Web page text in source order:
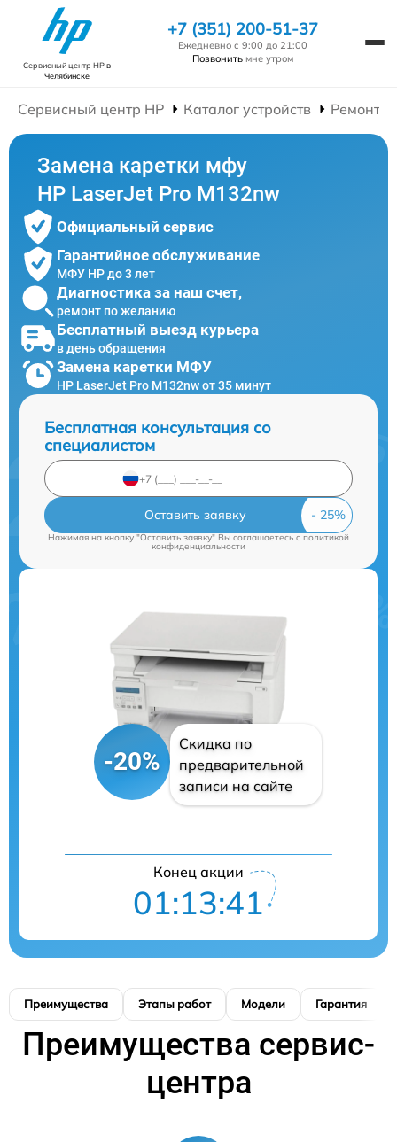
Сервисный центр HPв
Челябинске
+7 (351) 200-51-37
Ежедневно с 9:00 до 21:00
Позвонить мне утром
Сервисный центр HP Каталог устройств Ремонт
Замена каретки мфу
HP LaserJet Pro M132nw
Официальный сервис
Гарантийное обслуживание
МФУ HP до 3 лет
Диагностика за наш счет,
ремонт по желанию
Бесплатный выезд курьера
в день обращения
Замена каретки МФУ
HP LaserJet Pro M132nw от 35 минут
Бесплатная консультация со
специалистом
Оставить заявку
Нажимая на кнопку "Оставить заявку" Вы соглашаетесь cполитикой
конфиденциальности
-20%
Скидка по
предварительной
записи на сайте
Конец акции
01:13:40
Преимущества Этапы работ Модели Гарантия
Преимущества сервис-
центра